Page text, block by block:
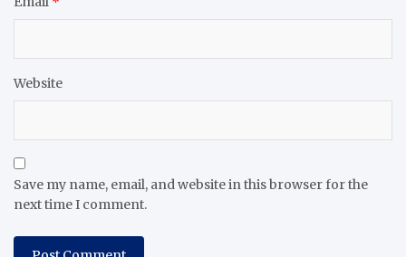
Website
Save my name, email, and website in this browser for the
next time I comment.